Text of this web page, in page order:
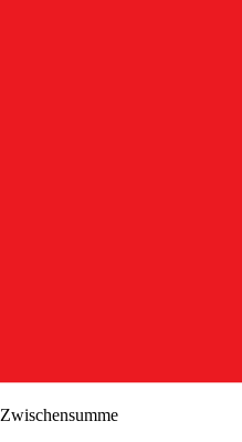
Zwischensumme